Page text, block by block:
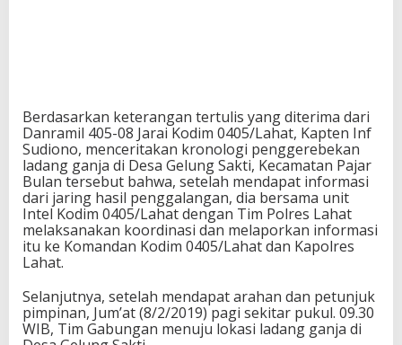
Berdasarkan keterangan tertulis yang diterima dari
Danramil 405-08 Jarai Kodim 0405/Lahat, Kapten Inf
Sudiono, menceritakan kronologi penggerebekan
ladang ganja di Desa Gelung Sakti, Kecamatan Pajar
Bulan tersebut bahwa, setelah mendapat informasi
dari jaring hasil penggalangan, dia bersama unit
Intel Kodim 0405/Lahat dengan Tim Polres Lahat
melaksanakan koordinasi dan melaporkan informasi
itu ke Komandan Kodim 0405/Lahat dan Kapolres
Lahat.
Selanjutnya, setelah mendapat arahan dan petunjuk
pimpinan, Jum’at (8/2/2019) pagi sekitar pukul. 09.30
WIB, Tim Gabungan menuju lokasi ladang ganja di